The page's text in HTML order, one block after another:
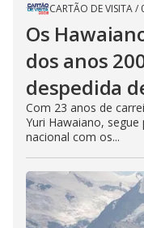
CARTÃO DE VISITA/
Os
dos anos
despedida
Com 23 anos de
Yuri Hawaiano,
nacional com os...